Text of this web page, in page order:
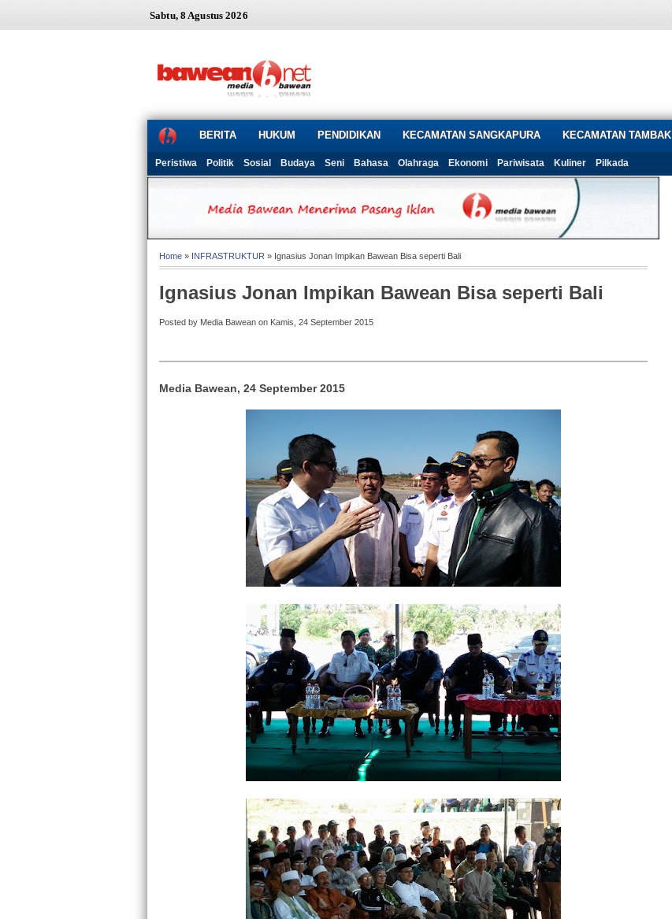
Sabtu, 8 Agustus 2026
BERITA HUKUM PENDIDIKAN KECAMATAN SANGKAPURA KECAMATAN TAMBAK
Peristiwa Politik Sosial Budaya Seni Bahasa Olahraga Ekonomi Pariwisata Kuliner Pilkada
Home » INFRASTRUKTUR » Ignasius Jonan Impikan Bawean Bisa seperti Bali
Ignasius Jonan Impikan Bawean Bisa seperti Bali
Posted by Media Bawean on Kamis, 24 September 2015
Media Bawean, 24 September 2015